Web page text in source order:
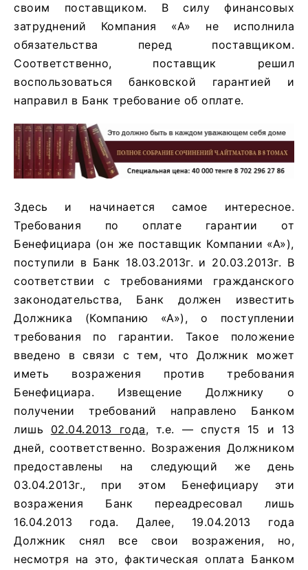
своим поставщиком. В силу финансовых
затруднений Компания «А» не исполнила
обязательства перед поставщиком.
Соответственно, поставщик решил
воспользоваться банковской гарантией и
направил в Банк требование об оплате.
Здесь и начинается самое интересное.
Требования по оплате гарантии от
Бенефициара (он же поставщик Компании «А»),
поступили в Банк 18.03.2013г. и 20.03.2013г. В
соответствии с требованиями гражданского
законодательства, Банк должен известить
Должника (Компанию «А»), о поступлении
требования по гарантии. Такое положение
введено в связи с тем, что Должник может
иметь возражения против требования
Бенефициара. Извещение Должнику о
получении требований направлено Банком
лишь 02.04.2013 года, т.е. — спустя 15 и 13
дней, соответственно. Возражения Должником
предоставлены на следующий же день
03.04.2013г., при этом Бенефициару эти
возражения Банк переадресовал лишь
16.04.2013 года. Далее, 19.04.2013 года
Должник снял все свои возражения, но,
несмотря на это, фактическая оплата Банком